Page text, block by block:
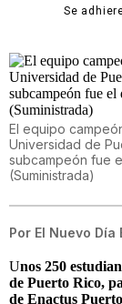
Se
El equipo
Universidad de
subcampeón fue
(Suministrada)
Por El Nuevo Día
Unos 250
de Puerto Rico,
de Enactus